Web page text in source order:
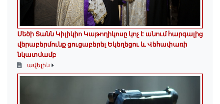
Մեծի Տանն Կիլիկիո Կաթողիկոսը կոչ է անում հարգալից
վերաբերմունք ցուցաբերել Եկեղեցու և Վեհափառի
նկատմամբ
ավելին